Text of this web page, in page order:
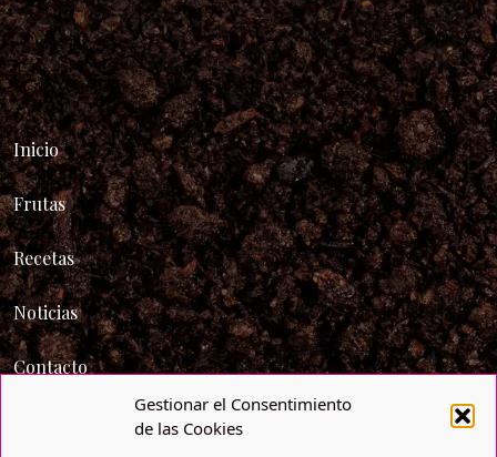
Gestionar el Consentimiento
de las Cookies
Inicio
Frutas
Recetas
Noticias
Contacto
Trabaja con nosotros